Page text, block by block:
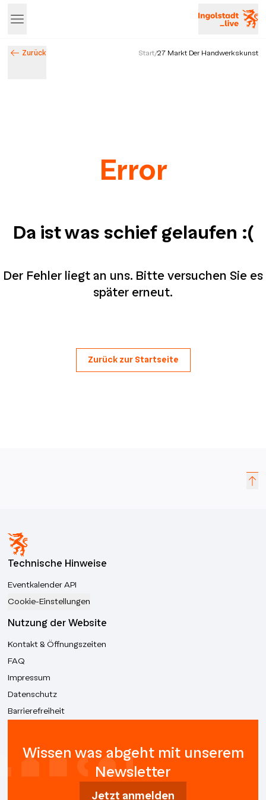
Zurück Start/27 Markt Der Handwerkskunst
Error
Da ist was schief gelaufen :(
Der Fehler liegt an uns. Bitte versuchen Sie es
später erneut.
Zurück zur Startseite
Technische Hinweise
Eventkalender API
Cookie-Einstellungen
Nutzung der Website
Kontakt & Öffnungszeiten
FAQ
Impressum
Datenschutz
Barrierefreiheit
Wissen was abgeht mit unserem
Newsletter
Jetzt anmelden